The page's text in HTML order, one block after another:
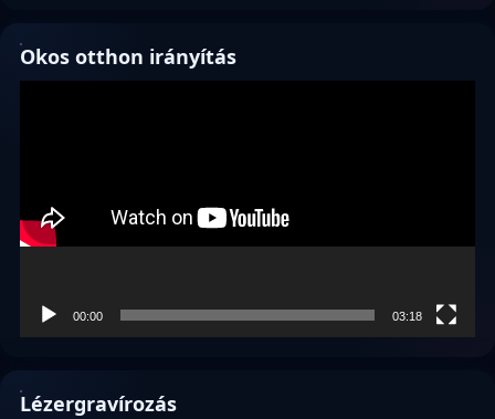
Okos otthon irányítás
00:00 03:18
Lézergravírozás